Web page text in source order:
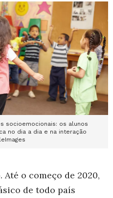
socioemocionais: os alunos
no dia a dia e na interação
Até o começo de 2020,
de todo país